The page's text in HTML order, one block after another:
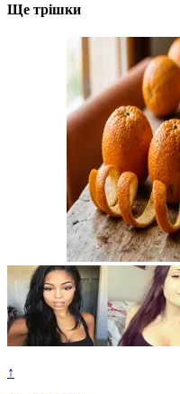
Ще трішки
↑